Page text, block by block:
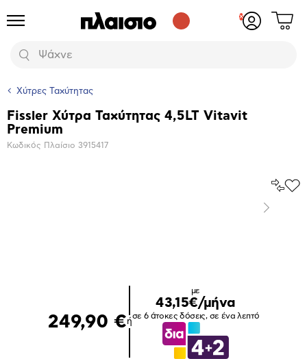
Προϊόντα
Αναζήτηση
Δες
Χύτρες Ταχύτητας
Βασικά
χαρακτηριστικά
Fissler Χύτρα Ταχύτητας 4,5LT Vitavit
Premium
Κωδικός Πλαίσιο 3915417
Επόμενο
249,90 €ή
με
43,15€/μήνα
σε 6 άτοκες δόσεις, σε ένα λεπτό